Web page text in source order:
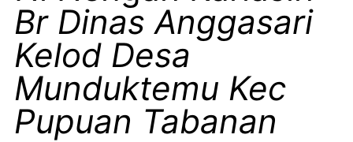
Br Dinas Anggasari
Kelod Desa
Munduktemu Kec
Pupuan Tabanan